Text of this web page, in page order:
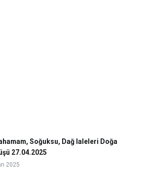
Soğuksu, Dağ laleleri Doğa
27.04.2025
2025